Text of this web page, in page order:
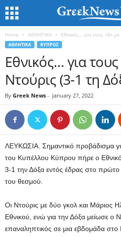
Home ΑΘΛΗΤΙΚΑ Εθνικός… για τους «8»
ΑΘΛΗΤΙΚΑ ΚΥΠΡΟΣ
Εθνικός… για
Ντούρις (3-1 τη
By Greek News - January 27, 2022
ΛΕΥΚΩΣΙΑ. Σημαντικό προβάδισμα
του Κυπέλλου Κύπρου πήρε ο
3-1 την Δόξα εντός έδρας στο πρώτο
του θεσμού.
Οι Ντούρις με δύο γκολ και Μάριος
Εθνικού, ενώ για την Δόξα μείωσε ο
επαναληπτικός σε μια εβδομάδα στο